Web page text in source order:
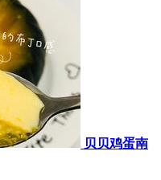
贝贝鸡蛋南